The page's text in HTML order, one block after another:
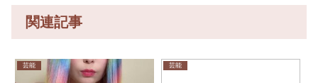
関連記事
芸能 芸能